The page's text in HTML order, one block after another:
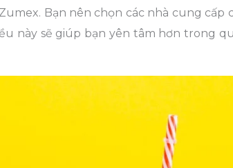
Bạn nên chọn các nhà cung cấp
này sẽ giúp bạn yên tâm hơn trong